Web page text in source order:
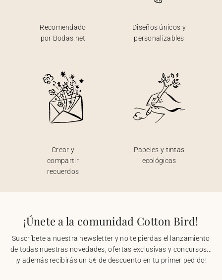
Recomendado
por Bodas.net
Diseños únicos y
personalizables
Crear y
compartir
recuerdos
Papeles y tintas
ecológicas
¡Únete a la comunidad Cotton Bird!
Suscríbete a nuestra newsletter y no te pierdas el lanzamiento
de todas nuestras novedades, ofertas exclusivas y concursos...
¡y además recibirás un 5€ de descuento en tu primer pedido!